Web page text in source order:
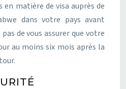
en matière de visa auprès de
dans votre pays avant
de vous assurer que votre
au moins six mois après la